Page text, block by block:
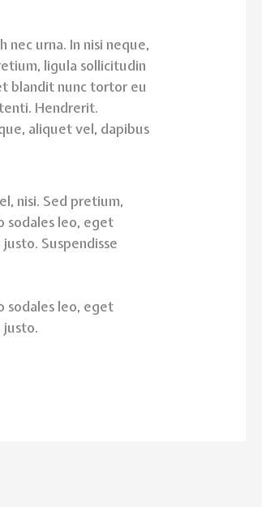
nec urna. In nisi neque,
ligula sollicitudin
blandit nunc tortor eu
Hendrerit.
aliquet vel, dapibus
nisi. Sed pretium,
sodales leo, eget
Suspendisse
sodales leo, eget
justo.